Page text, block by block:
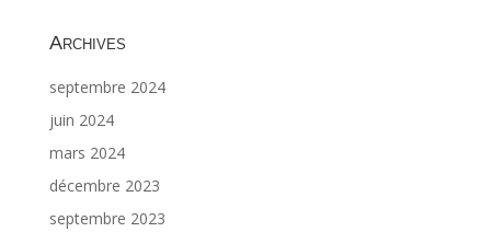
Archives
septembre 2024
juin 2024
mars 2024
décembre 2023
septembre 2023